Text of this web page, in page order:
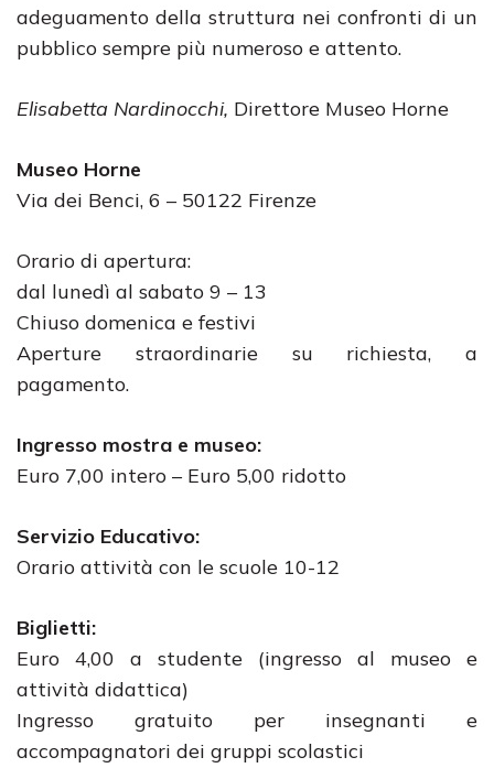
adeguamento della struttura nei confronti di un
pubblico sempre più numeroso e attento.
Elisabetta Nardinocchi, Direttore Museo Horne
Museo Horne
Via dei Benci, 6 – 50122 Firenze
Orario di apertura:
dal lunedì al sabato 9 – 13
Chiuso domenica e festivi
Aperture straordinarie su richiesta, a
pagamento.
Ingresso mostra e museo:
Euro 7,00 intero – Euro 5,00 ridotto
Servizio Educativo:
Orario attività con le scuole 10-12
Biglietti:
Euro 4,00 a studente (ingresso al museo e
attività didattica)
Ingresso gratuito per insegnanti e
accompagnatori dei gruppi scolastici